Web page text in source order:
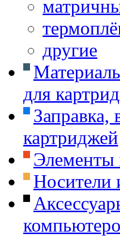
другие
для
Заправка,
картриджей
Элементы
Носители